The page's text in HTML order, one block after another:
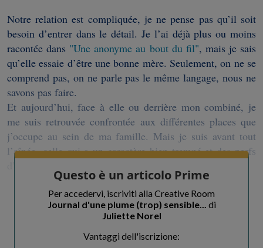
Notre relation est compliquée, je ne pense pas qu’il soit
besoin d’entrer dans le détail. Je l’ai déjà plus ou moins
racontée dans "Une anonyme au bout du fil", mais je sais
qu’elle essaie d’être une bonne mère. Seulement, on ne se
comprend pas, on ne parle pas le même langage, nous ne
savons pas faire.
Et aujourd’hui, face à elle ou derrière mon combiné, je
me suis retrouvée confrontée aux différentes places que
j’occupe au sein de ma famille. Mais je suis avant tout
l’aînée, celle qui a un caractère bien trempé et des nerfs
Questo è un articolo Prime
Per accedervi, iscriviti alla Creative Room
Journal d'une plume (trop) sensible... di
Juliette Norel
Vantaggi dell'iscrizione: